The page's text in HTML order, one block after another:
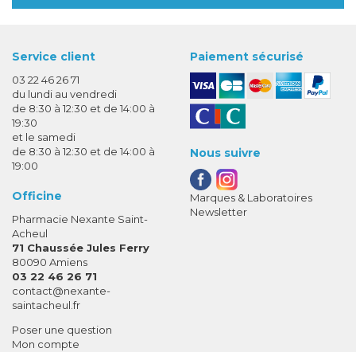
Service client
03 22 46 26 71
du lundi au vendredi
de 8:30 à 12:30 et de 14:00 à
19:30
et le samedi
de 8:30 à 12:30 et de 14:00 à
19:00
Officine
Pharmacie Nexante Saint-
Acheul
71 Chaussée Jules Ferry
80090 Amiens
03 22 46 26 71
contact-
@-
nexante-
saintacheul.fr
Poser une question
Mon compte
Paiement sécurisé
Nous suivre
Marques & Laboratoires
Newsletter